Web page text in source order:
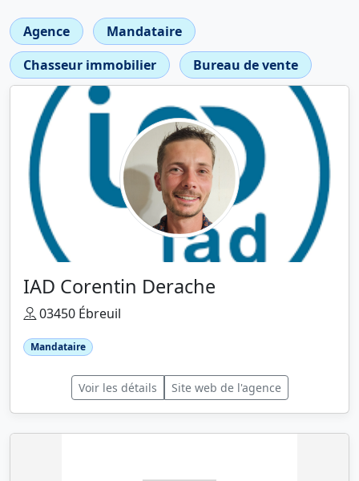
Agence
Mandataire
Chasseur immobilier
Bureau de vente
IAD Corentin Derache
03450 Ébreuil
Mandataire
Voir les détails Site web de l'agence